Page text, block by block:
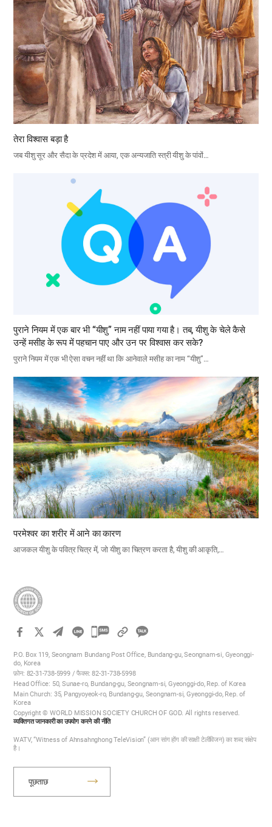
तेरा विश्वास बड़ा है
जब यीशु सूर और सैदा के प्रदेश में आया, एक अन्यजाति स्त्री यीशु के पांवों…
पुराने नियम में एक बार भी “यीशु” नाम नहीं पाया गया है। तब, यीशु के चेले कैसे
उन्हें मसीह के रूप में पहचान पाए और उन पर विश्वास कर सके?
पुराने नियम में एक भी ऐसा वचन नहीं था कि आनेवाले मसीह का नाम “यीशु”…
परमेश्वर का शरीर में आने का कारण
आजकल यीशु के पवित्र चित्र में, जो यीशु का चित्रण करता है, यीशु की आकृति,…
카
오
톡
공
기
P.O. Box 119, Seongnam Bundang Post Office, Bundang-gu, Seongnam-si, Gyeonggi-
do, Korea
फ़ोन: 82-31-738-5999 / फैक्स: 82-31-738-5998
Head Office: 50, Sunae-ro, Bundang-gu, Seongnam-si, Gyeonggi-do, Rep. of Korea
Main Church: 35, Pangyoyeok-ro, Bundang-gu, Seongnam-si, Gyeonggi-do, Rep. of
Korea
Copyright © WORLD MISSION SOCIETY CHURCH OF GOD. All rights reserved.
व्यक्तिगत जानकारी का उपयोग करने की नीति
WATV, “Witness of Ahnsahnghong TeleVision” (आन सांग होंग की साक्षी टेलीविजन) का शब्द संक्षेप
है।
पूछताछ